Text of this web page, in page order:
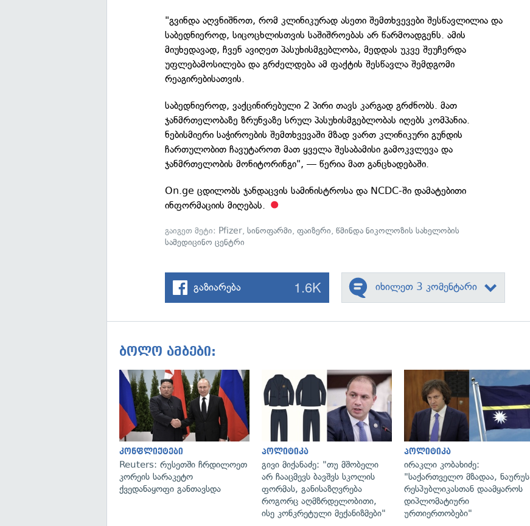
"გვინდა აღვნიშნოთ, რომ კლინიკურად ასეთი შემთხვევები შესწავლილია და
საბედნიეროდ, სიცოცხლისთვის საშიშროებას არ წარმოადგენს. ამის
მიუხედავად, ჩვენ ავიღეთ პასუხისმგებლობა, მედდას უკვე შეუჩერდა
უფლებამოსილება და გრძელდება ამ ფაქტის შესწავლა შემდგომი
რეაგირებისათვის.
საბედნიეროდ, ვაქცინირებული 2 პირი თავს კარგად გრძნობს. მათ
ჯანმრთელობაზე ზრუნვაზე სრულ პასუხისმგებლობას იღებს კომპანია.
ნებისმიერი საჭიროების შემთხვევაში მზად ვართ კლინიკური გუნდის
ჩართულობით ჩავუტაროთ მათ ყველა შესაბამისი გამოკვლევა და
ჯანმრთელობის მონიტორინგი", — წერია მათ განცხადებაში.
On.ge ცდილობს ჯანდაცვის სამინისტროსა და NCDC-ში დამატებითი
ინფორმაციის მიღებას.
გაიგეთ მეტი: Pfizer,სინოფარმი,ფაიზერი,წმინდა ნიკოლოზის სახელობის
სამედიცინო ცენტრი
გაზიარება 1.6K იხილეთ 3 კომენტარი
ბოლო ამბები:
გადახედვა
კონფლიქტები
Reuters: რუსეთში ჩრდილოეთ
კორეის სარაკეტო
ქვედანაყოფი განთავსდა
გადახედვა
პოლიტიკა
გივი მიქანაძე: "თუ მშობელი
არ ჩააცმევს ბავშვს სკოლის
ფორმას, განისაზღვრება
როგორც აღმზრდელობითი,
ისე კონკრეტული მექანიზმები"
პოლიტიკა
ირაკლი კობახიძე:
"საქართველო მზადაა, ნაურუს
რესპუბლიკასთან დაამყაროს
დიპლომატიური
ურთიერთობები"